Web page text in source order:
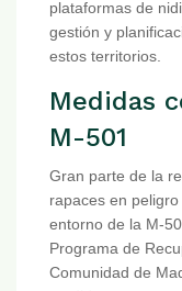
plataformas de
gestión y
estos territorios.
Medidas
M-501
Gran parte de la
rapaces en
entorno de la M-
Programa de
Comunidad de